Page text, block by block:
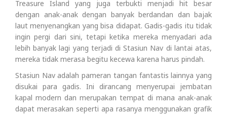
Treasure Island yang juga terbukti menjadi hit besar
dengan anak-anak dengan banyak berdandan dan bajak
laut menyenangkan yang bisa didapat. Gadis-gadis itu tidak
ingin pergi dari sini, tetapi ketika mereka menyadari ada
lebih banyak lagi yang terjadi di Stasiun Nav di lantai atas,
mereka tidak merasa begitu kecewa karena harus pindah.
Stasiun Nav adalah pameran tangan fantastis lainnya yang
disukai para gadis. Ini dirancang menyerupai jembatan
kapal modern dan merupakan tempat di mana anak-anak
dapat merasakan seperti apa rasanya menggunakan grafik